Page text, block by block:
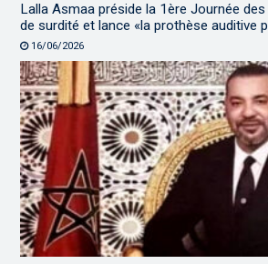
Lalla Asmaa préside la 1ère Journée
de surdité et lance «la prothèse auditive
16/06/2026